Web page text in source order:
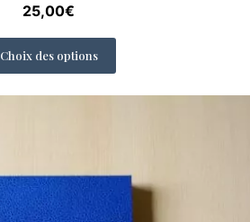
25,00€
Choix des options